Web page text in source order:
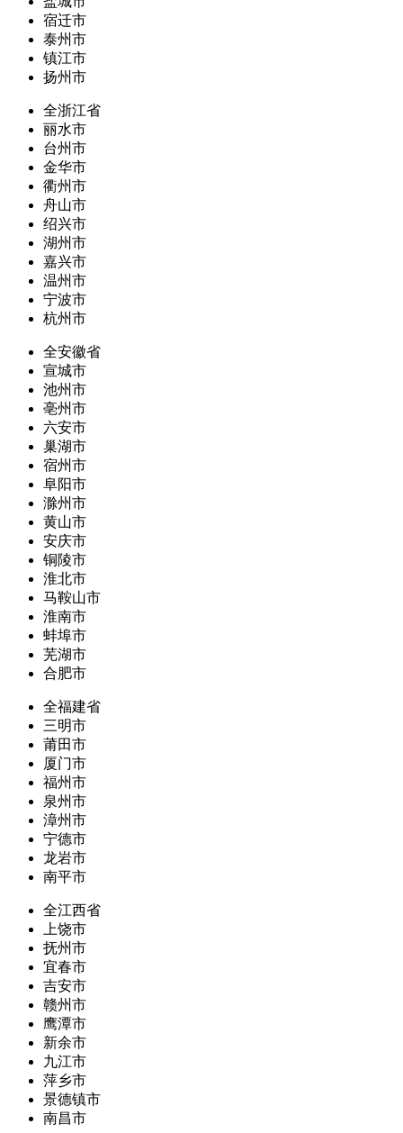
宿迁市
泰州市
镇江市
扬州市
全浙江省
丽水市
台州市
金华市
衢州市
舟山市
绍兴市
湖州市
嘉兴市
温州市
宁波市
杭州市
全安徽省
宣城市
池州市
亳州市
六安市
巢湖市
宿州市
阜阳市
滁州市
黄山市
安庆市
铜陵市
淮北市
马鞍山市
淮南市
蚌埠市
芜湖市
合肥市
全福建省
三明市
莆田市
厦门市
福州市
泉州市
漳州市
宁德市
龙岩市
南平市
全江西省
上饶市
抚州市
宜春市
吉安市
赣州市
鹰潭市
新余市
九江市
萍乡市
景德镇市
南昌市